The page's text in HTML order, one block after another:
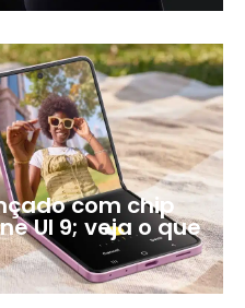
com chip
UI 9; veja o que